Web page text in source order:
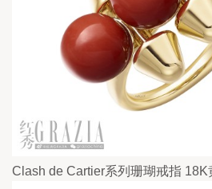
Clash de Cartier系列珊瑚戒指 18K